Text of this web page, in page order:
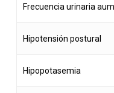
Frecuencia urinaria
Hipotensión postural
Hipopotasemia